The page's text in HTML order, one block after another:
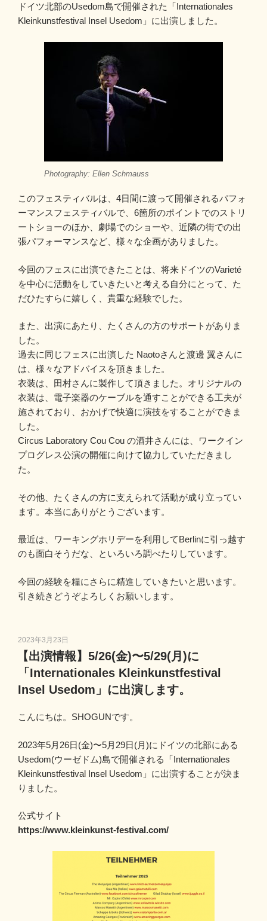
ドイツ北部のUsedom島で開催された「Internationales
Kleinkunstfestival Insel Usedom」に出演しました。
Photography: Ellen Schmauss
このフェスティバルは、4日間に渡って開催されるパフォ
ーマンスフェスティバルで、6箇所のポイントでのストリ
ートショーのほか、劇場でのショーや、近隣の街での出
張パフォーマンスなど、様々な企画がありました。
今回のフェスに出演できたことは、将来ドイツのVarieté
を中心に活動をしていきたいと考える自分にとって、た
だひたすらに嬉しく、貴重な経験でした。
また、出演にあたり、たくさんの方のサポートがありま
した。
過去に同じフェスに出演した Naotoさんと渡邊 翼さんに
は、様々なアドバイスを頂きました。
衣装は、田村さんに製作して頂きました。オリジナルの
衣装は、電子楽器のケーブルを通すことができる工夫が
施されており、おかげで快適に演技をすることができま
した。
Circus Laboratory Cou Cou の酒井さんには、ワークイン
プログレス公演の開催に向けて協力していただきまし
た。
その他、たくさんの方に支えられて活動が成り立ってい
ます。本当にありがとうございます。
最近は、ワーキングホリデーを利用してBerlinに引っ越す
のも面白そうだな、といろいろ調べたりしています。
今回の経験を糧にさらに精進していきたいと思います。
引き続きどうぞよろしくお願いします。
投
稿
日:
2023年3月23日
【出演情報】5/26(金)〜5/29(月)に
「Internationales Kleinkunstfestival
Insel Usedom」に出演します。
こんにちは。SHOGUNです。
2023年5月26日(金)〜5月29日(月)にドイツの北部にある
Usedom(ウーゼドム)島で開催される「Internationales
Kleinkunstfestival Insel Usedom 」に出演することが決ま
りました。
公式サイト
https://www.kleinkunst-festival.com/